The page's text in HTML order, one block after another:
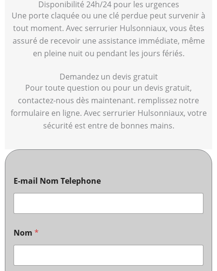
Disponibilité 24h/24 pour les urgences
Une porte claquée ou une clé perdue peut survenir à
tout moment. Avec serrurier Hulsonniaux, vous êtes
assuré de recevoir une assistance immédiate, même
en pleine nuit ou pendant les jours fériés.
Demandez un devis gratuit
Pour toute question ou pour un devis gratuit,
contactez-nous dès maintenant. remplissez notre
formulaire en ligne. Avec serrurier Hulsonniaux, votre
sécurité est entre de bonnes mains.
E-mail Nom Telephone
Nom *